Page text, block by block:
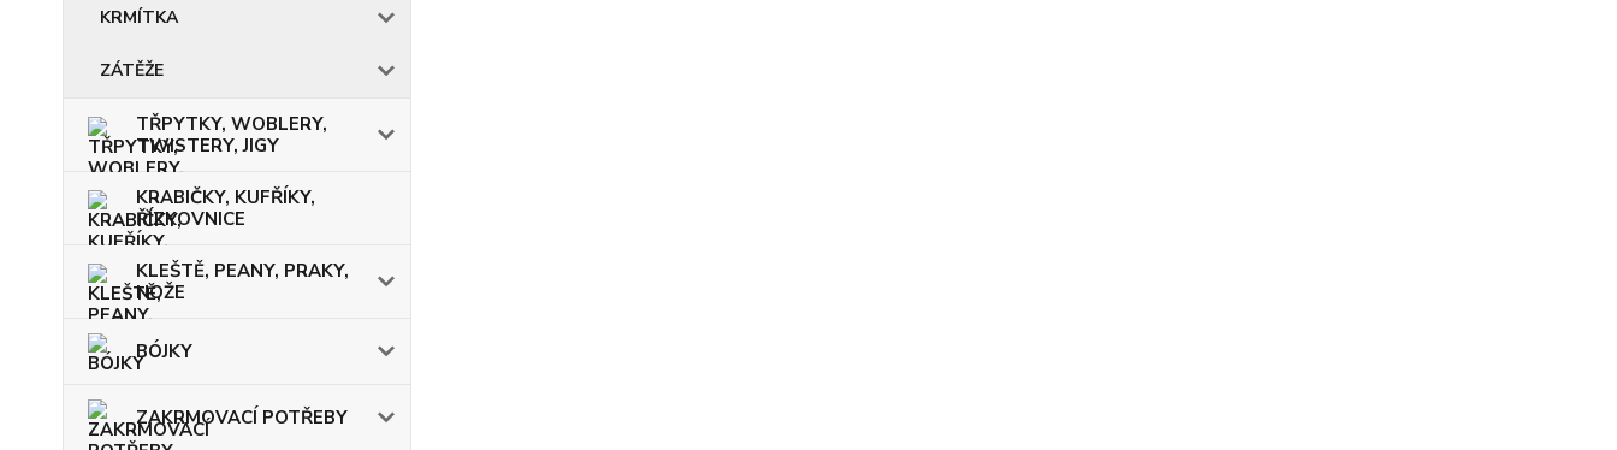
KRMÍTKA
ZÁTĚŽE
TŘPYTKY, WOBLERY,
TWISTERY, JIGY
KRABIČKY, KUFŘÍKY,
ŘÍZKOVNICE
KLEŠTĚ, PEANY, PRAKY,
NOŽE
BÓJKY
ZAKRMOVACÍ POTŘEBY